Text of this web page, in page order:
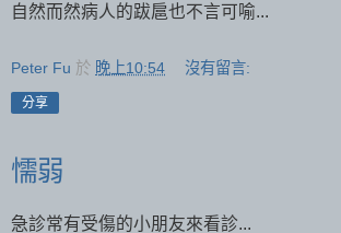
自然而然病人的跋扈也不言可喻...
Peter Fu 於 晚上10:54 沒有留言:
分享
懦弱
急診常有受傷的小朋友來看診...